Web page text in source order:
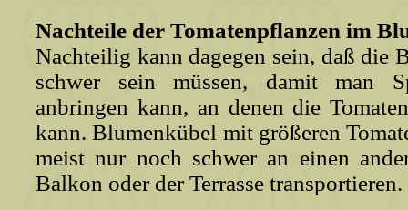
Nachteile der Tomatenpflanzen im
Nachteilig kann dagegen sein, daß die
schwer sein müssen, damit man
anbringen kann, an denen die
kann. Blumenkübel mit größeren
meist nur noch schwer an einen
Balkon oder der Terrasse transportieren.